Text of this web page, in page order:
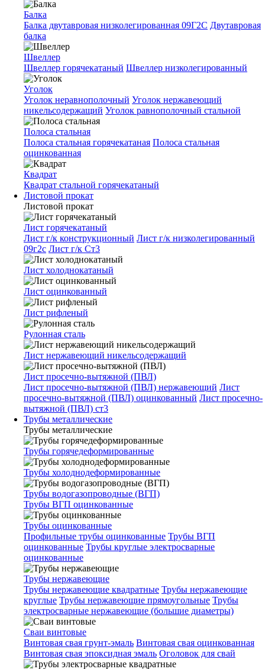
Балка
Балка двутавровая низколегированная 09Г2С Двутавровая
балка
Швеллер
Швеллер горячекатаный Швеллер низколегированный
Уголок
Уголок неравнополочный Уголок нержавеющий
никельсодержащий Уголок равнополочный стальной
Полоса стальная
Полоса стальная горячекатаная Полоса стальная
оцинкованная
Квадрат
Квадрат стальной горячекатаный
Листовой прокат
Листовой прокат
Лист горячекатаный
Лист г/к конструкционный Лист г/к низколегированный
09г2с Лист г/к Ст3
Лист холоднокатаный
Лист оцинкованный
Лист рифленый
Рулонная сталь
Лист нержавеющий никельсодержащий
Лист просечно-вытяжной (ПВЛ)
Лист просечно-вытяжной (ПВЛ) нержавеющий Лист
просечно-вытяжной (ПВЛ) оцинкованный Лист просечно-
вытяжной (ПВЛ) ст3
Трубы металлические
Трубы металлические
Трубы горячедеформированные
Трубы холоднодеформированные
Трубы водогазопроводные (ВГП)
Трубы ВГП оцинкованные
Трубы оцинкованные
Профильные трубы оцинкованные Трубы ВГП
оцинкованные Трубы круглые электросварные
оцинкованные
Трубы нержавеющие
Трубы нержавеющие квадратные Трубы нержавеющие
круглые Трубы нержавеющие прямоугольные Трубы
электросварные нержавеющие (большие диаметры)
Сваи винтовые
Винтовая свая грунт-эмаль Винтовая свая оцинкованная
Винтовая свая эпоксидная эмаль Оголовок для свай